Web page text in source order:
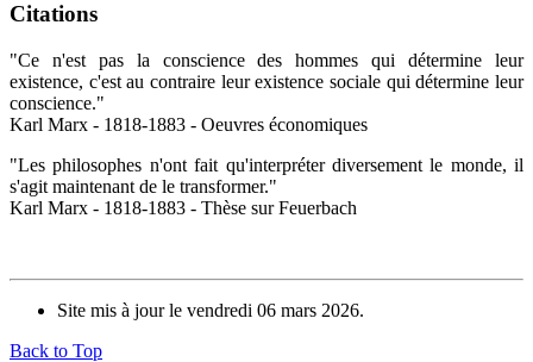
Citations
"Ce n'est pas la conscience des hommes qui détermine leur
existence, c'est au contraire leur existence sociale qui détermine leur
conscience."
Karl Marx - 1818-1883 - Oeuvres économiques
"Les philosophes n'ont fait qu'interpréter diversement le monde, il
s'agit maintenant de le transformer."
Karl Marx - 1818-1883 - Thèse sur Feuerbach
Site mis à jour le vendredi 06 mars 2026.
Back to Top